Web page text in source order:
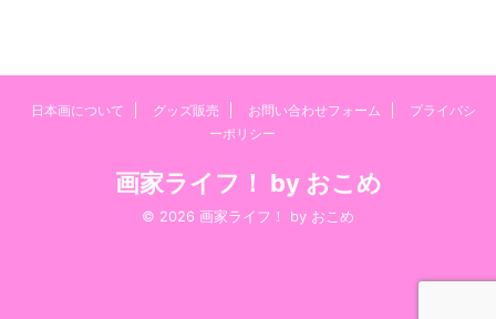
日本画について グッズ販売 お問い合わせフォーム
プライバシ
ーポリシー
画家ライフ！ by おこめ
© 2026 画家ライフ！ by おこめ